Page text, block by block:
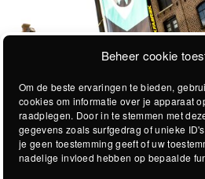
Beheer cookie
Om de beste ervaringen te bieden,
cookies om informatie over je apparaat
raadplegen. Door in te stemmen met
gegevens zoals surfgedrag of unieke
je geen toestemming geeft of uw
nadelige invloed hebben op bepaalde